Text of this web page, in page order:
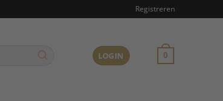
Registreren
LOGIN 0